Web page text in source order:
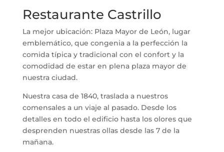
Restaurante Castrillo
La mejor ubicación: Plaza Mayor de León, lugar
emblemático, que congenia a la perfección la
comida típica y tradicional con el confort y la
comodidad de estar en plena plaza mayor de
nuestra ciudad.
Nuestra casa de 1840, traslada a nuestros
comensales a un viaje al pasado. Desde los
detalles en todo el edificio hasta los olores que
desprenden nuestras ollas desde las 7 de la
mañana.